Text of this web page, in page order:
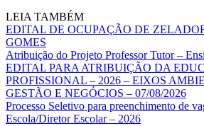
LEIA TAMBÉM
EDITAL DE OCUPAÇÃO DE
GOMES
Atribuição do Projeto Professor Tutor –
EDITAL PARA ATRIBUIÇÃO DA
PROFISSIONAL – 2026 – EIXOS
GESTÃO E NEGÓCIOS – 07/08/2026
Processo Seletivo para preenchimento de
Escola/Diretor Escolar – 2026